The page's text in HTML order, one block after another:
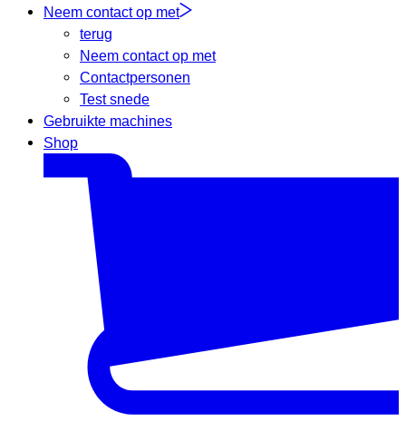
Neem contact op met
terug
Neem contact op met
Contactpersonen
Test snede
Gebruikte machines
Shop